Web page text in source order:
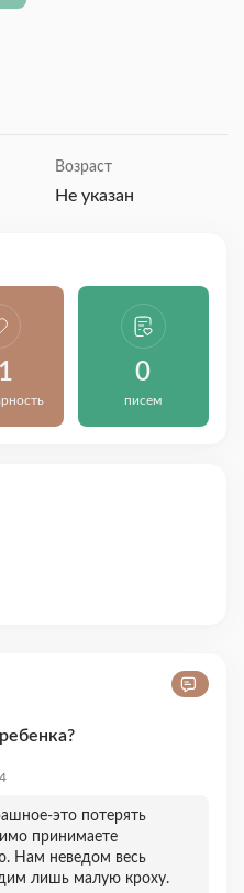
Возраст
Не указан
0
писем
это потерять
принимаете
Нам неведом весь
лишь малую кроху.